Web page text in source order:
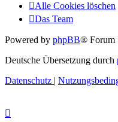
Alle Cookies löschen
Das Team
Powered by phpBB® Forum
Deutsche Übersetzung durch
Datenschutz |